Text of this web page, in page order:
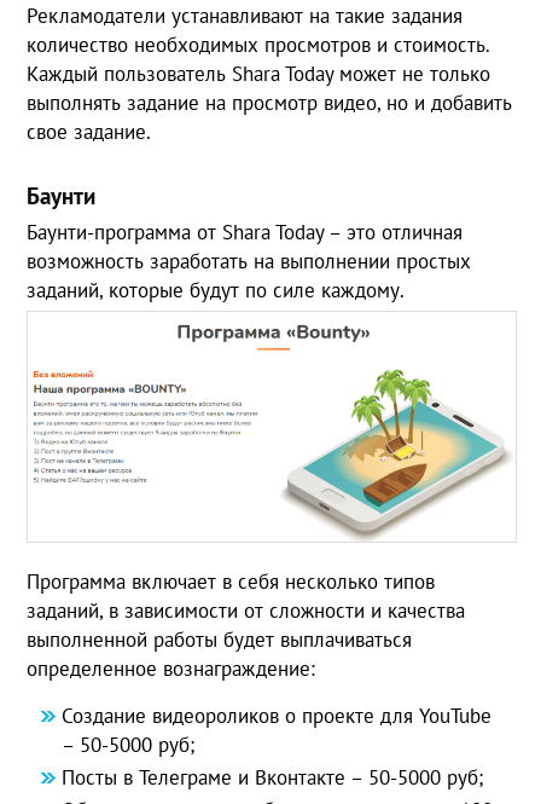
Рекламодатели устанавливают на такие задания
количество необходимых просмотров и стоимость.
Каждый пользователь Shara Today может не только
выполнять задание на просмотр видео, но и добавить
свое задание.
Баунти
Баунти-программа от Shara Today – это отличная
возможность заработать на выполнении простых
заданий, которые будут по силе каждому.
Программа включает в себя несколько типов
заданий, в зависимости от сложности и качества
выполненной работы будет выплачиваться
определенное вознаграждение:
Создание видеороликов о проекте для YouTube
– 50-5000 руб;
Посты в Телеграме и Вконтакте – 50-5000 руб;